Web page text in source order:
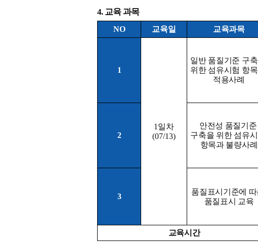
4. 교육 과목
NO 교육일 교육과목
1
1 일차
(07/13)
일반 품질기준 구
위한 섬유시험 항
적용사례
2
안전성 품질기준
구축을 위한 섬유
항목과 불량사례
3
품질표시기준에 따
품질표시 교육
교육시간